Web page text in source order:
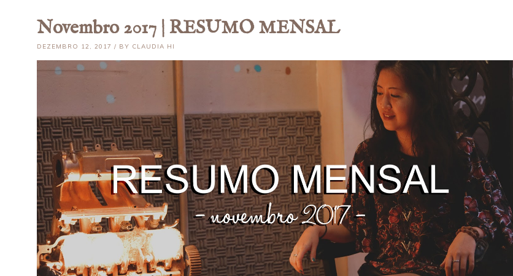
Novembro 2017 | RESUMO MENSAL
DEZEMBRO 12, 2017 / BY CLAUDIA HI